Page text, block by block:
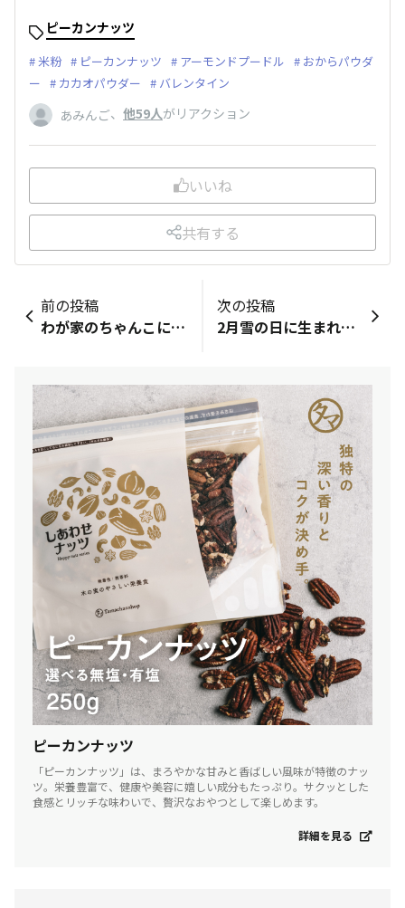
ピーカンナッツ
米粉 ピーカンナッツ アーモンドプードル
おからパウダ
ー
カカオパウダー バレンタイン
あみんご、 他59人がリアクション
いいね
共有する
ピーカンナッツ
「ピーカンナッツ」は、まろやかな甘みと香ばしい風味が特徴のナッ
ツ。栄養豊富で、健康や美容に嬉しい成分もたっぷり。サクッとした
食感とリッチな味わいで、贅沢なおやつとして楽しめます。
詳細を見る
前の投稿
わが家のちゃんこに入れてみた
次の投稿
2月雪の日に生まれた一人娘に温かい物を食べさせたくて即席に作った鍋